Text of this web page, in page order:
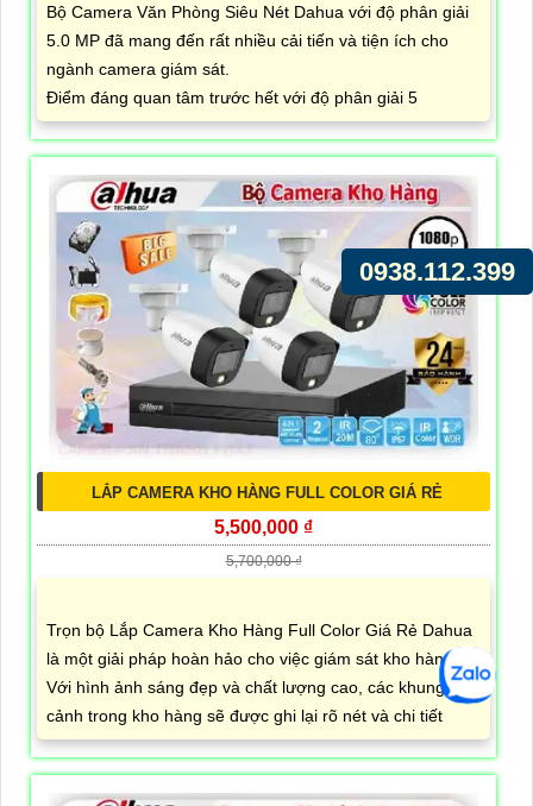
Bộ Camera Văn Phòng Siêu Nét Dahua với độ phân giải
5.0 MP đã mang đến rất nhiều cải tiến và tiện ích cho
ngành camera giám sát.
Điểm đáng quan tâm trước hết với độ phân giải 5
LẮP CAMERA KHO HÀNG FULL COLOR GIÁ RẺ
5,500,000 ₫
5,700,000 ₫
Trọn bộ Lắp Camera Kho Hàng Full Color Giá Rẻ Dahua
là một giải pháp hoàn hảo cho việc giám sát kho hàng.
Với hình ảnh sáng đẹp và chất lượng cao, các khung
cảnh trong kho hàng sẽ được ghi lại rõ nét và chi tiết
0938.112.399